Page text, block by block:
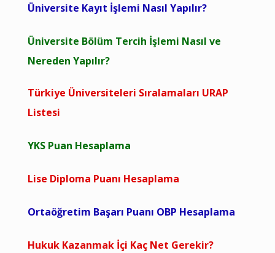
Üniversite Kayıt İşlemi Nasıl Yapılır?
Üniversite Bölüm Tercih İşlemi Nasıl ve
Nereden Yapılır?
Türkiye Üniversiteleri Sıralamaları URAP
Listesi
YKS Puan Hesaplama
Lise Diploma Puanı Hesaplama
Ortaöğretim Başarı Puanı OBP Hesaplama
Hukuk Kazanmak İçi Kaç Net Gerekir?